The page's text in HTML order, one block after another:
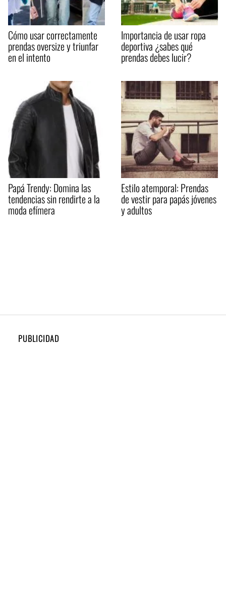
Cómo usar correctamente
prendas oversize y triunfar
en el intento
Importancia de usar ropa
deportiva ¿sabes qué
prendas debes lucir?
Papá Trendy: Domina las
tendencias sin rendirte a la
moda efímera
Estilo atemporal: Prendas
de vestir para papás jóvenes
y adultos
PUBLICIDAD